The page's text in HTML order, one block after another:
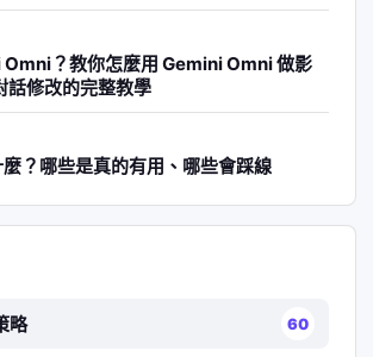
？教你怎麼用 Gemini Omni 做影
話修改的完整教學
？哪些是真的有用、哪些會踩線
略 60